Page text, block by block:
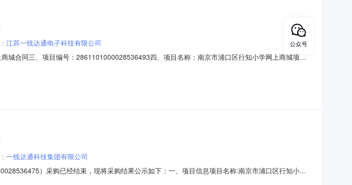
江苏一线达通电子科技有限公司
城合同三、项目编号：2861101000028536493四、项目名称：南京市浦口区行知小学网上商城项目
标的信息：主要标的名称：理想（RISO）S-8113C版纸（适用于SV52
一线达通科技集团有限公司
）采购已经结束，现将采购结果公示如下：一、项目信息项目名称:南京市浦口区行知小学
公众号